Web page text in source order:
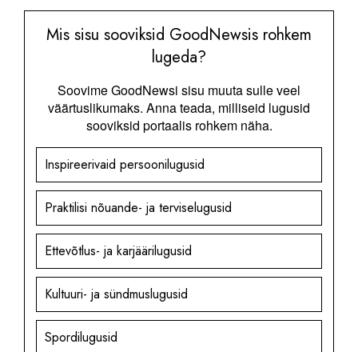
Mis sisu sooviksid GoodNewsis rohkem
lugeda?
Soovime GoodNewsi sisu muuta sulle veel
väärtuslikumaks. Anna teada, milliseid lugusid
sooviksid portaalis rohkem näha.
Inspireerivaid persoonilugusid
Praktilisi nõuande- ja terviselugusid
Ettevõtlus- ja karjäärilugusid
Kultuuri- ja sündmuslugusid
Spordilugusid